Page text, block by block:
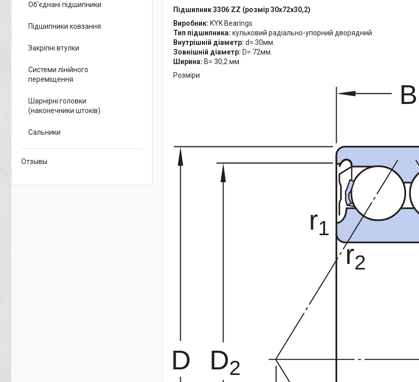
Підшипник 3306 ZZ (розмір 30x72x30,2)
Виробник: KYK Bearings
Тип підшипника: кульковий радіально-упорний дворядний
Внутрішній діаметр: d= 30мм.
Зовнішній діаметр: D= 72мм.
Ширина: B= 30,2 мм.
Розміри
Об'єднані підшипники
Підшипники ковзання
Закріпні втулки
Системи лінійного
переміщення
Шарнірні головки
(наконечники штоків)
Сальники
Отзывы